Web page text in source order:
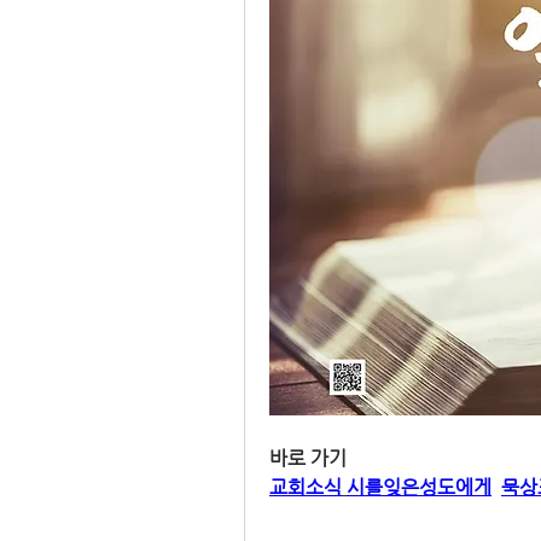
바로 가기
교회소식 시를잊은성도에게 묵